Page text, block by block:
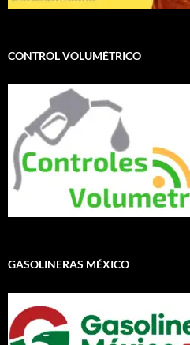
CONTROL VOLUMÉTRICO
GASOLINERAS MÉXICO